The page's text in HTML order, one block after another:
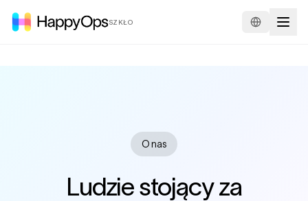
SZKŁO
O nas
Ludzie stojący za